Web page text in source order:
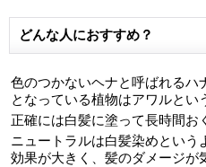
どんな人におすすめ？
色のつかないヘナと呼ばれるハ
となっている植物はアワルとい
正確には白髪に塗って長時間お
ニュートラルは白髪染めとい
効果が大きく、髪のダメージが